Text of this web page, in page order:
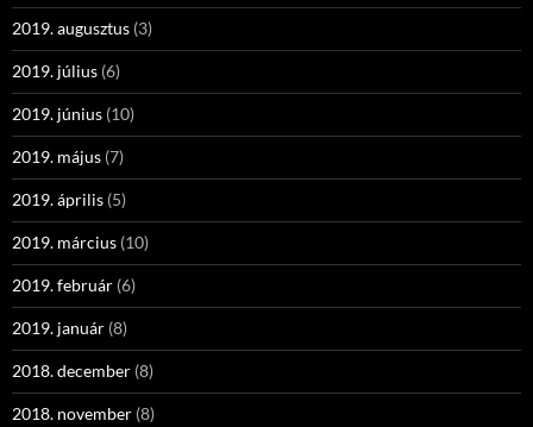
2019. augusztus (3)
2019. július (6)
2019. június (10)
2019. május (7)
2019. április (5)
2019. március (10)
2019. február (6)
2019. január (8)
2018. december (8)
2018. november (8)